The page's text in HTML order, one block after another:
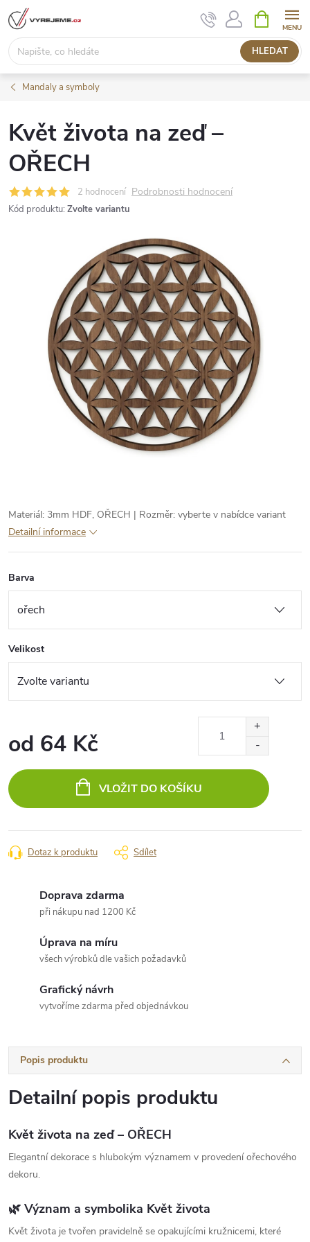
Přejít
na
obsah
HLEDAT
NÁKUPNÍ
KOŠÍK
Mandaly a symboly
Květ života na zeď –
OŘECH
2 hodnocení Podrobnosti hodnocení
Kód produktu: Zvolte variantu
Materiál: 3mm HDF, OŘECH | Rozměr: vyberte v nabídce variant
Detailní informace
Barva
Velikost
od 64 Kč
cena:
VLOŽIT DO KOŠÍKU
Dotaz k produktu Sdílet
Doprava zdarma
při nákupu nad 1200 Kč
Úprava na míru
všech výrobků dle vašich požadavků
Grafický návrh
vytvoříme zdarma před objednávkou
Popis produktu
Detailní popis produktu
Květ života na zeď – OŘECH
Elegantní dekorace s hlubokým významem v provedení ořechového
dekoru.
🌿 Význam a symbolika Květ života
Květ života je tvořen pravidelně se opakujícími kružnicemi, které